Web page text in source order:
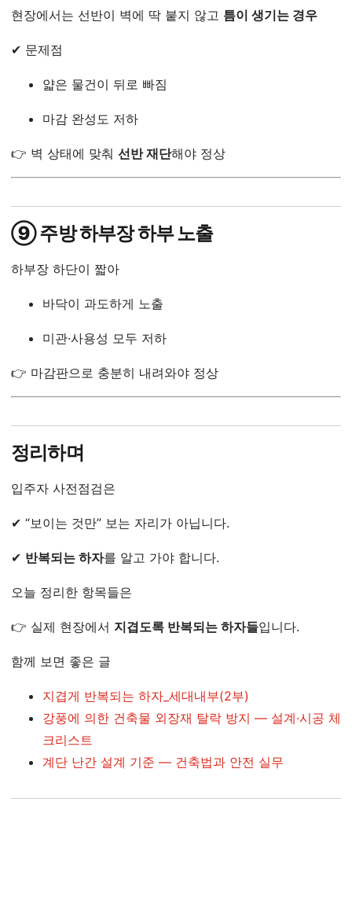
현장에서는 선반이 벽에 딱 붙지 않고 틈이 생기는 경우
✔ 문제점
얇은 물건이 뒤로 빠짐
마감 완성도 저하
👉 벽 상태에 맞춰 선반 재단해야 정상
⑨ 주방 하부장 하부 노출
하부장 하단이 짧아
바닥이 과도하게 노출
미관·사용성 모두 저하
👉 마감판으로 충분히 내려와야 정상
정리하며
입주자 사전점검은
✔ “보이는 것만” 보는 자리가 아닙니다.
✔ 반복되는 하자를 알고 가야 합니다.
오늘 정리한 항목들은
👉 실제 현장에서 지겹도록 반복되는 하자들입니다.
함께 보면 좋은 글
지겹게 반복되는 하자_세대내부(2부)
강풍에 의한 건축물 외장재 탈락 방지 — 설계·시공 체
크리스트
계단 난간 설계 기준 — 건축법과 안전 실무